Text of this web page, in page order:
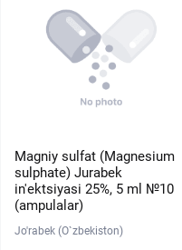
Magniy sulfat (Magnesium
sulphate) Jurabek
in'ektsiyasi 25%, 5 ml №10
(ampulalar)
Jo'rabek (O`zbekiston)